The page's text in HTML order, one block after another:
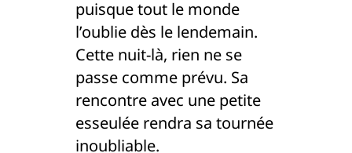
puisque tout le monde
l’oublie dès le lendemain.
Cette nuit-là, rien ne se
passe comme prévu. Sa
rencontre avec une petite
esseulée rendra sa tournée
inoubliable.